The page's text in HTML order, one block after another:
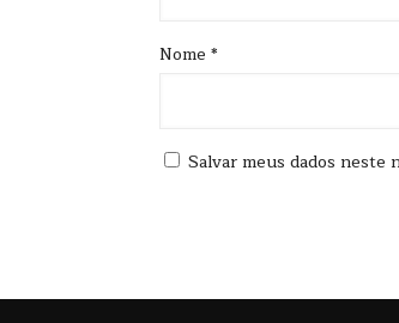
Nome *
Salvar meus dados neste